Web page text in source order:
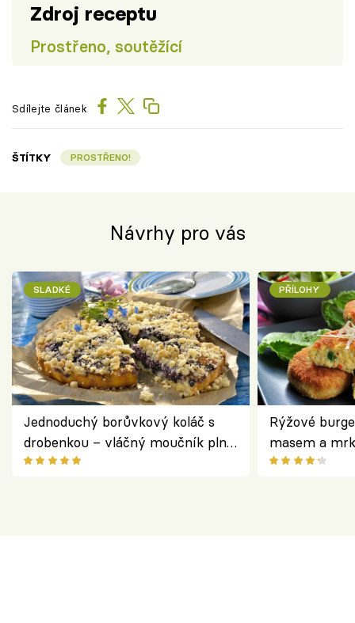
Zdroj receptu
Prostřeno, soutěžící
Sdílejte článek
ŠTÍTKY PROSTŘENO!
Návrhy pro vás
SLADKÉ
Jednoduchý borůvkový koláč s
drobenkou – vláčný moučník plný
ovoce
PŘÍLOHY
Rýžové
masem a
salátem –